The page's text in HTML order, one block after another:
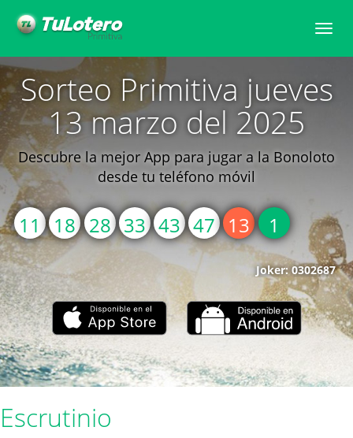
Toggle
Sorteo Primitiva jueves
13 marzo del 2025
Descubre la mejor App para jugar a la Bonoloto
desde tu teléfono móvil
11 18 28 33 43 47 13 1
Joker: 0302687
Escrutinio